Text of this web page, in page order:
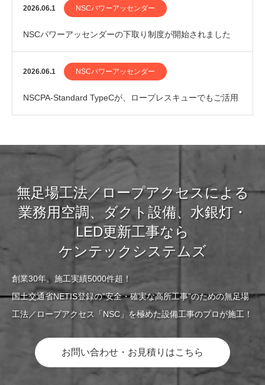
メンテナンスパック追加のお知らせ
2026.06.1 NSCパワーアッセンダー
NSCパワーアッセンダーの下取り制度が開始されました
2026.06.1 NSCパワーアッセンダー
NSCPA-Standard TypeCが、ロープレスキューでもご活用
無足場工法／ロープアクセスによる
業務用空調、ダクト設備、水銀灯・
LED更新工事なら
ケンテックシステムズ
創業30年。施工実績5000件超！
国土交通省NETIS登録の”安全・確実な高所工事”のための無足場
工法／ロープアクセス「NSC」を極めた設備工事のプロが施工！
お問い合わせ・お見積りはこちら